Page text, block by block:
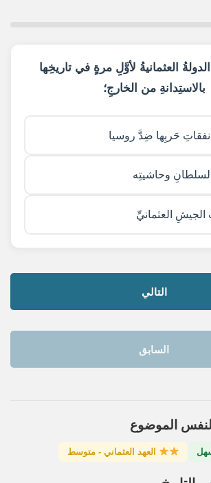
العثمانيةُ لأوَّلِ مرةٍ في تاريخِها
بالاستِدانةِ من الخارجِ؛
حَربِها ضِدَّ روسيا
وحاشيتِه
الجيشِ العثمانيِّ
السابق
التالي
الموضوع
العهد العثماني - متوسط